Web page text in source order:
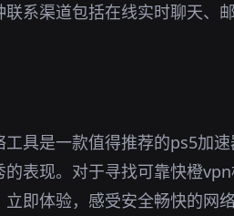
系渠道包括在线实时聊天、
具是一款值得推荐的ps5加
表现。对于寻找可靠快橙
即体验，感受安全畅快的网络